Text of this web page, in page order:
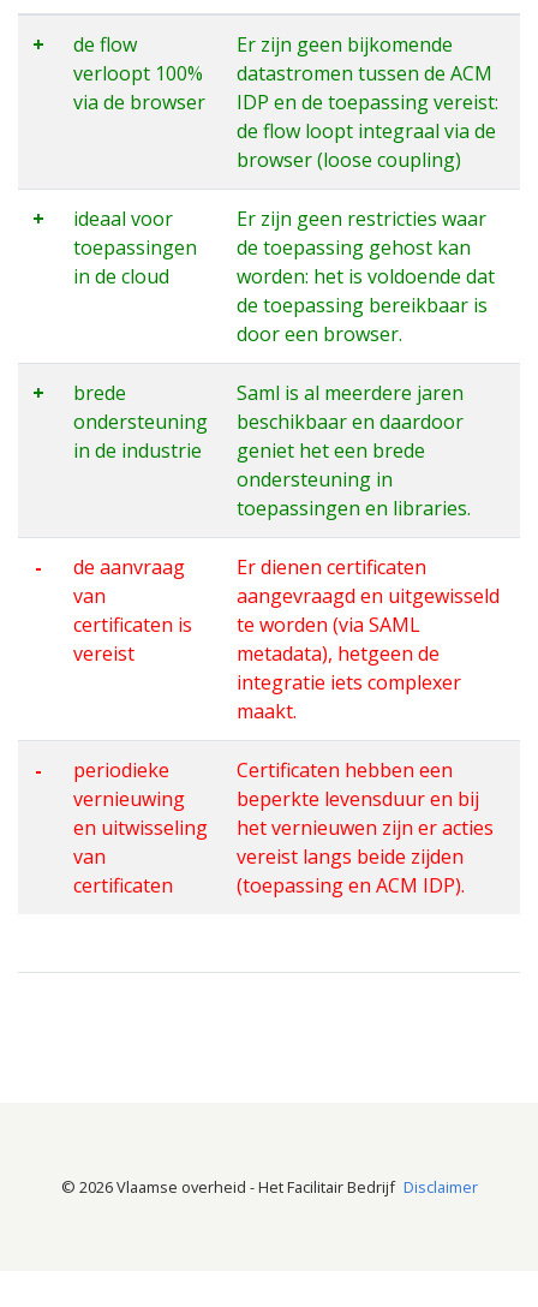
+
de flow
verloopt 100%
via de browser
Er zijn geen bijkomende
datastromen tussen de ACM
IDP en de toepassing vereist:
de flow loopt integraal via de
browser (loose coupling)
+
ideaal voor
toepassingen
in de cloud
Er zijn geen restricties waar
de toepassing gehost kan
worden: het is voldoende dat
de toepassing bereikbaar is
door een browser.
+
brede
ondersteuning
in de industrie
Saml is al meerdere jaren
beschikbaar en daardoor
geniet het een brede
ondersteuning in
toepassingen en libraries.
-
de aanvraag
van
certificaten is
vereist
Er dienen certificaten
aangevraagd en uitgewisseld
te worden (via SAML
metadata), hetgeen de
integratie iets complexer
maakt.
-
periodieke
vernieuwing
en uitwisseling
van
certificaten
Certificaten hebben een
beperkte levensduur en bij
het vernieuwen zijn er acties
vereist langs beide zijden
(toepassing en ACM IDP).
© 2026 Vlaamse overheid - Het Facilitair Bedrijf Disclaimer